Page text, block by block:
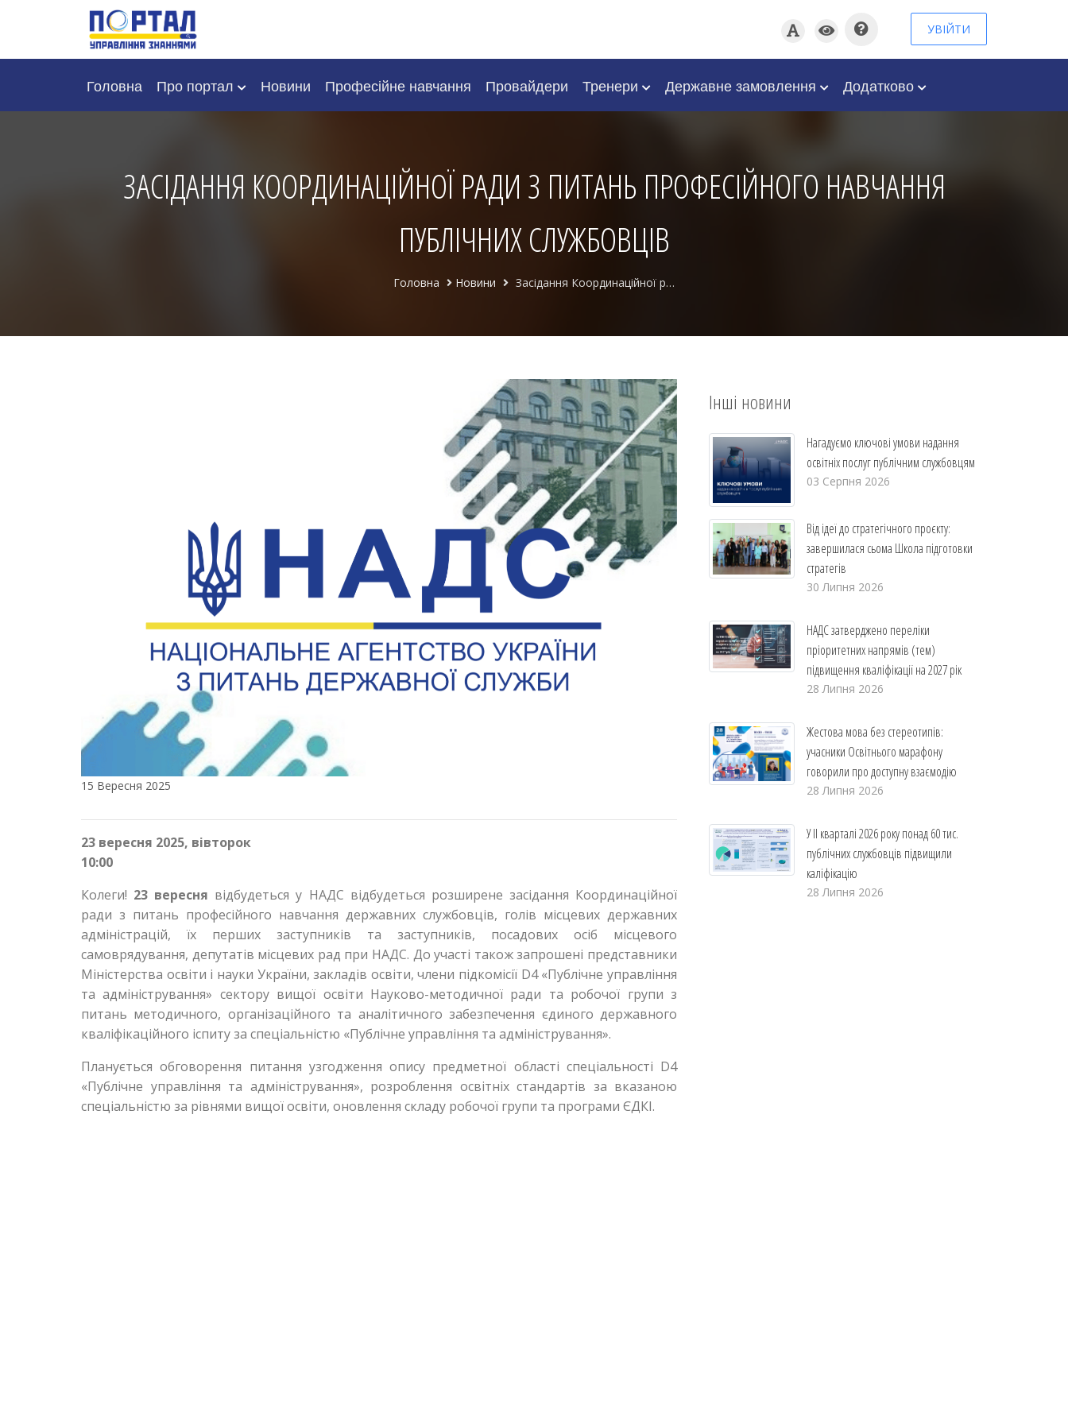
УВІЙТИ
Головна Про портал Новини Професійне навчання Провайдери Тренери Державне замовлення Додатково
ЗАСІДАННЯ КООРДИНАЦІЙНОЇ РАДИ З ПИТАНЬ ПРОФЕСІЙНОГО НАВЧАННЯ
ПУБЛІЧНИХ СЛУЖБОВЦІВ
Головна Новини Засідання Координаційної ради з питань професійного навчання публічних службовців
15 Вересня 2025
23 вересня 2025, вівторок
10:00
Колеги! 23 вересня відбудеться у НАДС відбудеться розширене засідання Координаційної
ради з питань професійного навчання державних службовців, голів місцевих державних
адміністрацій, їх перших заступників та заступників, посадових осіб місцевого
самоврядування, депутатів місцевих рад при НАДС. До участі також запрошені представники
Міністерства освіти і науки України, закладів освіти, члени підкомісії D4 «Публічне управління
та адміністрування» сектору вищої освіти Науково-методичної ради та робочої групи з
питань методичного, організаційного та аналітичного забезпечення єдиного державного
кваліфікаційного іспиту за спеціальністю «Публічне управління та адміністрування».
Планується обговорення питання узгодження опису предметної області спеціальності D4
«Публічне управління та адміністрування», розроблення освітніх стандартів за вказаною
спеціальністю за рівнями вищої освіти, оновлення складу робочої групи та програми ЄДКІ.
Інші новини
Нагадуємо ключові умови надання
освітніх послуг публічним службовцям
03 Серпня 2026
Від ідеї до стратегічного проєкту:
завершилася сьома Школа підготовки
стратегів
30 Липня 2026
НАДС затверджено переліки
пріоритетних напрямів (тем)
підвищення кваліфікації на 2027 рік
28 Липня 2026
Жестова мова без стереотипів:
учасники Освітнього марафону
говорили про доступну взаємодію
28 Липня 2026
У ІІ кварталі 2026 року понад 60 тис.
публічних службовців підвищили
каліфікацію
28 Липня 2026